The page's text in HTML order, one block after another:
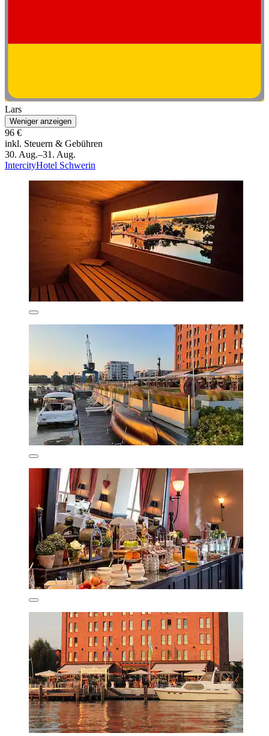
Lars
Weniger anzeigen
96 €
inkl. Steuern & Gebühren
30. Aug.–31. Aug.
IntercityHotel Schwerin